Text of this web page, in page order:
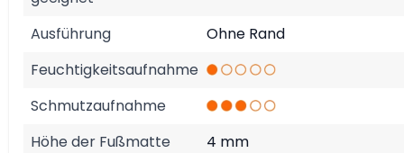
Ausführung
Ohne Rand
Feuchtigkeitsaufnahme
Schmutzaufnahme
Höhe der Fußmatte
4 mm